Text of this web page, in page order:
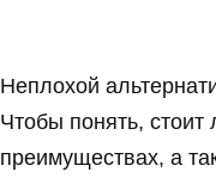
Неплохой
Чтобы понять, стоит
преимуществах, а